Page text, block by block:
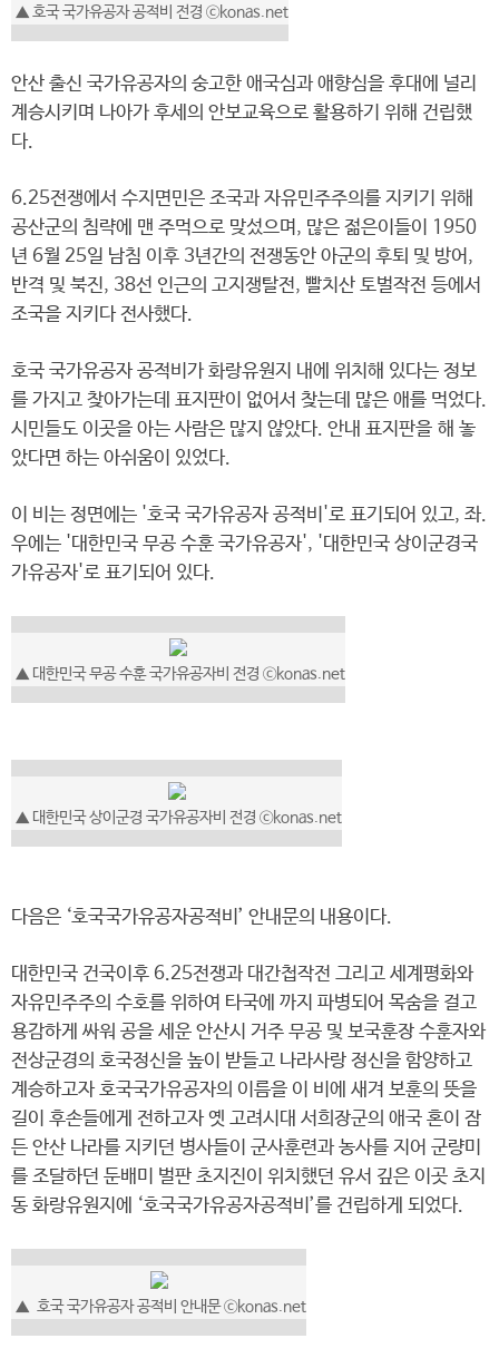
▲ 호국 국가유공자 공적비 전경 ⓒkonas.net
안산 출신 국가유공자의 숭고한 애국심과 애향심을 후대에 널리
계승시키며 나아가 후세의 안보교육으로 활용하기 위해 건립했
다.
6.25전쟁에서 수지면민은 조국과 자유민주주의를 지키기 위해
공산군의 침략에 맨 주먹으로 맞섰으며, 많은 젊은이들이 1950
년 6월 25일 남침 이후 3년간의 전쟁동안 아군의 후퇴 및 방어,
반격 및 북진, 38선 인근의 고지쟁탈전, 빨치산 토벌작전 등에서
조국을 지키다 전사했다.
호국 국가유공자 공적비가 화랑유원지 내에 위치해 있다는 정보
를 가지고 찾아가는데 표지판이 없어서 찾는데 많은 애를 먹었다.
시민들도 이곳을 아는 사람은 많지 않았다. 안내 표지판을 해 놓
았다면 하는 아쉬움이 있었다.
이 비는 정면에는 '호국 국가유공자 공적비'로 표기되어 있고, 좌.
우에는 '대한민국 무공 수훈 국가유공자', '대한민국 상이군경국
가유공자'로 표기되어 있다.
▲ 대한민국 무공 수훈 국가유공자비 전경 ⓒkonas.net
▲ 대한민국 상이군경 국가유공자비 전경 ⓒkonas.net
다음은 ‘호국국가유공자공적비’ 안내문의 내용이다.
대한민국 건국이후 6.25전쟁과 대간첩작전 그리고 세계평화와
자유민주주의 수호를 위하여 타국에 까지 파병되어 목숨을 걸고
용감하게 싸워 공을 세운 안산시 거주 무공 및 보국훈장 수훈자와
전상군경의 호국정신을 높이 받들고 나라사랑 정신을 함양하고
계승하고자 호국국가유공자의 이름을 이 비에 새겨 보훈의 뜻을
길이 후손들에게 전하고자 옛 고려시대 서희장군의 애국 혼이 잠
든 안산 나라를 지키던 병사들이 군사훈련과 농사를 지어 군량미
를 조달하던 둔배미 벌판 초지진이 위치했던 유서 깊은 이곳 초지
동 화랑유원지에 ‘호국국가유공자공적비’를 건립하게 되었다.
▲ 호국 국가유공자 공적비 안내문 ⓒkonas.net